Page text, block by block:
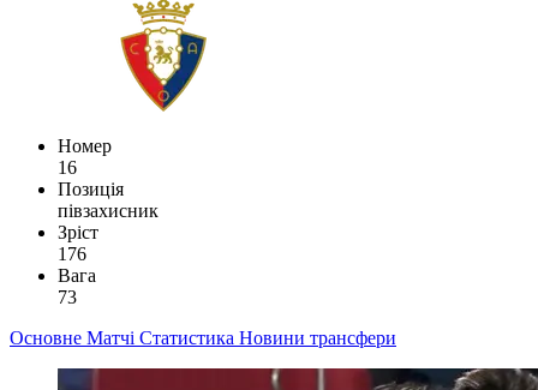
Номер
16
Позиція
півзахисник
Зріст
176
Вага
73
Основне Матчі Статистика Новини трансфери